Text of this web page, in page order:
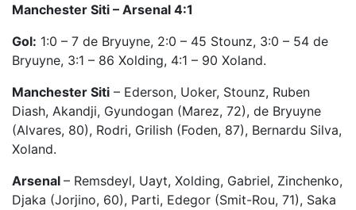
Manchester Siti – Arsenal 4:1
Gol: 1:0 – 7 de Bryuyne, 2:0 – 45 Stounz, 3:0 – 54 de
Bryuyne, 3:1 – 86 Xolding, 4:1 – 90 Xoland.
Manchester Siti – Ederson, Uoker, Stounz, Ruben
Diash, Akandji, Gyundogan (Marez, 72), de Bryuyne
(Alvares, 80), Rodri, Grilish (Foden, 87), Bernardu Silva,
Xoland.
Arsenal – Remsdeyl, Uayt, Xolding, Gabriel, Zinchenko,
Djaka (Jorjino, 60), Parti, Edegor (Smit-Rou, 71), Saka